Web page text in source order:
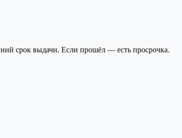
срок выдачи. Если прошёл — есть просрочка.